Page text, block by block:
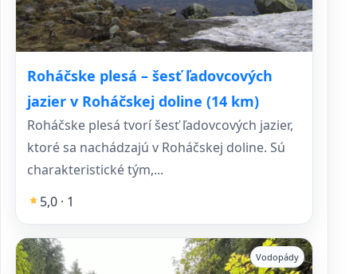
Roháčske plesá – šesť ľadovcových
jazier v Roháčskej doline (14 km)
Roháčske plesá tvorí šesť ľadovcových jazier,
ktoré sa nachádzajú v Roháčskej doline. Sú
charakteristické tým,...
5,0 · 1
Vodopády